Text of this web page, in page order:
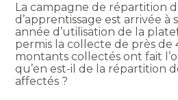
La campagne de répartition
d’apprentissage est arrivée à
année d’utilisation de la
permis la collecte de près de
montants collectés ont fait
qu’en est-il de la répartition
affectés ?